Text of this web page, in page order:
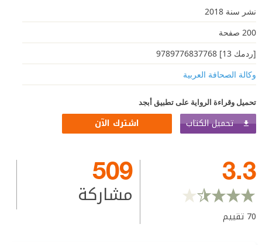
نشر سنة 2018
200 صفحة
[ردمك 13] 9789776837768
وكالة الصحافة العربية
تحميل وقراءة الرواية على تطبيق أبجد
تحميل الكتاب اشترك الآن
3.3
70 تقييم
509
مشاركة